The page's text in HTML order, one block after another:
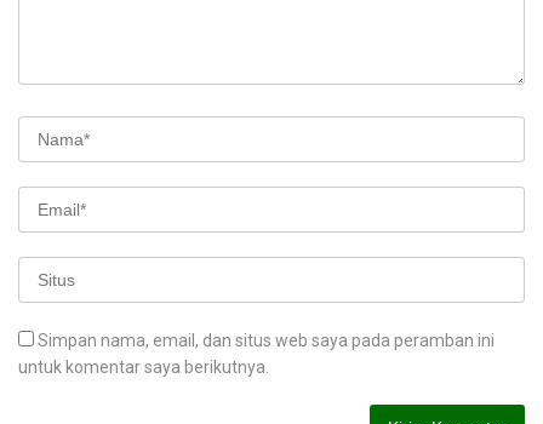
Simpan nama, email, dan situs web saya pada peramban ini
untuk komentar saya berikutnya.